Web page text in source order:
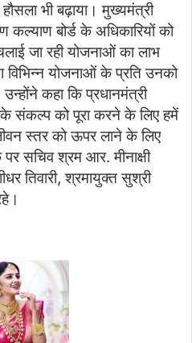
भी बढ़ाया। मुख्यमंत्री
कल्याण बोर्ड के अधिकारियों को
जा रही योजनाओं का लाभ
योजनाओं के प्रति उनको
कहा कि प्रधानमंत्री
के संकल्प को पूरा करने के लिए हमें
स्तर को ऊपर लाने के लिए
सचिव श्रम आर. मीनाक्षी
तिवारी, श्रमायुक्त सुश्री